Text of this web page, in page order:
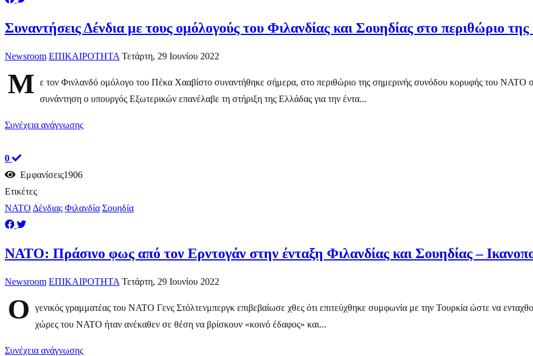
Συναντήσεις Δένδια με τους ομόλογούς του Φιλανδίας και Σουηδίας στο περιθώριο
Newsroom ΕΠΙΚΑΙΡΟΤΗΤΑ Τετάρτη, 29 Ιουνίου 2022
Μ
ε τον Φινλανδό ομόλογο του Πέκα Χααβίστο συναντήθηκε σήμερα, στο περιθώριο της σημερινής συνόδου κορυφής του ΝΑΤΟ
συνάντηση ο υπουργός Εξωτερικών επανέλαβε τη στήριξη της Ελλάδας για την έντα...
Συνέχεια ανάγνωσης
0
Εμφανίσεις1906
Ετικέτες
ΝΑΤΟ Δένδιας Φιλανδία Σουηδία
​ΝΑΤΟ: Πράσινο φως από τον Ερντογάν στην ένταξη Φιλανδίας και Σουηδίας –
Newsroom ΕΠΙΚΑΙΡΟΤΗΤΑ Τετάρτη, 29 Ιουνίου 2022
Ο
γενικός γραμματέας του ΝΑΤΟ Γενς Στόλτενμπεργκ επιβεβαίωσε χθες ότι επιτεύχθηκε συμφωνία με την Τουρκία ώστε να
χώρες του ΝΑΤΟ ήταν ανέκαθεν σε θέση να βρίσκουν «κοινό έδαφος» και...
Συνέχεια ανάγνωσης